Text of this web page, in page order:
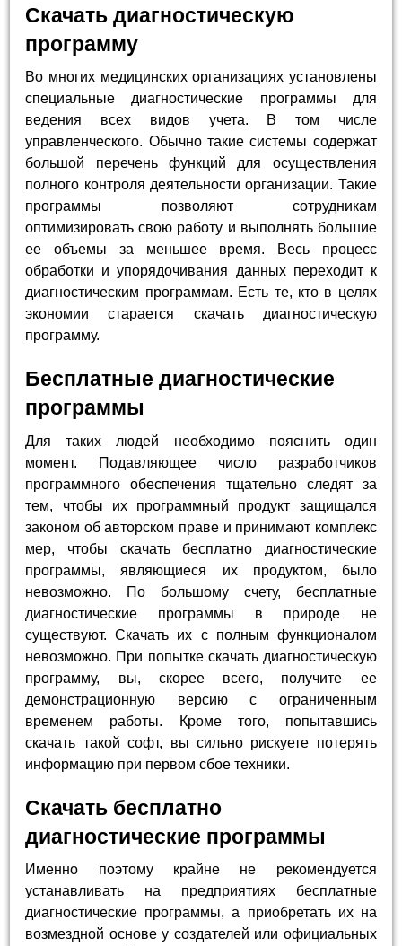
Скачать диагностическую
программу
Во многих медицинских организациях установлены
специальные диагностические программы для
ведения всех видов учета. В том числе
управленческого. Обычно такие системы содержат
большой перечень функций для осуществления
полного контроля деятельности организации. Такие
программы позволяют сотрудникам
оптимизировать свою работу и выполнять большие
ее объемы за меньшее время. Весь процесс
обработки и упорядочивания данных переходит к
диагностическим программам. Есть те, кто в целях
экономии старается скачать диагностическую
программу.
Бесплатные диагностические
программы
Для таких людей необходимо пояснить один
момент. Подавляющее число разработчиков
программного обеспечения тщательно следят за
тем, чтобы их программный продукт защищался
законом об авторском праве и принимают комплекс
мер, чтобы скачать бесплатно диагностические
программы, являющиеся их продуктом, было
невозможно. По большому счету, бесплатные
диагностические программы в природе не
существуют. Скачать их с полным функционалом
невозможно. При попытке скачать диагностическую
программу, вы, скорее всего, получите ее
демонстрационную версию с ограниченным
временем работы. Кроме того, попытавшись
скачать такой софт, вы сильно рискуете потерять
информацию при первом сбое техники.
Скачать бесплатно
диагностические программы
Именно поэтому крайне не рекомендуется
устанавливать на предприятиях бесплатные
диагностические программы, а приобретать их на
возмездной основе у создателей или официальных